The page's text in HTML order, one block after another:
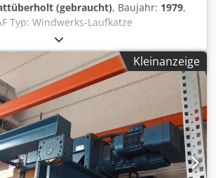
(gebraucht), Baujahr: 1979,
Typ: Windwerks-Laufkatze
1999 Traglast ca.: 40.000/8.000 kg
12.500 mm Katzspur ca.: 2.240 mm
Triebwerksgruppe: FEM/ISO 2m/M5
Hubwerk 40 t mehrstufig bis ca.
8 t mehrstufig bis ca. 8,0 m/min
bis ca. 12,0 m/min Bescheinigung
von ca. 80% durch einen
Dkedpfxjkqlghe Ahbjr Ausgestattet
40 t und Hilfshubwerk 8 t -
ohne Hakenwanderung - Seil und
Kleinanzeige